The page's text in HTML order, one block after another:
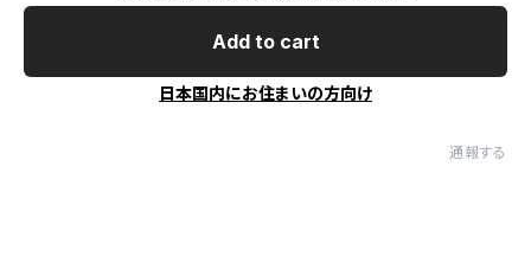
Add to cart
日本国内にお住まいの方向け
通報する